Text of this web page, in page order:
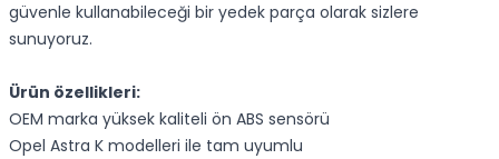
güvenle kullanabileceği bir yedek parça olarak sizlere
sunuyoruz.
Ürün özellikleri:
OEM marka yüksek kaliteli ön ABS sensörü
Opel Astra K modelleri ile tam uyumlu